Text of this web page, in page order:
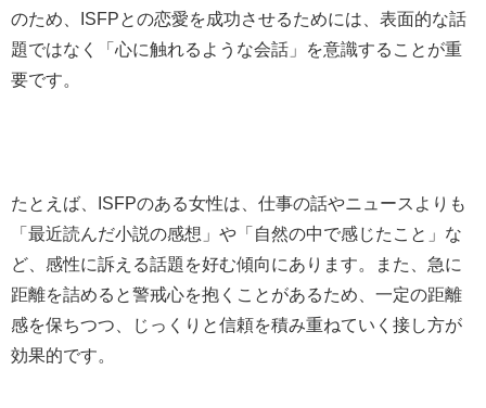
のため、ISFPとの恋愛を成功させるためには、表面的な話
題ではなく「心に触れるような会話」を意識することが重
要です。
たとえば、ISFPのある女性は、仕事の話やニュースよりも
「最近読んだ小説の感想」や「自然の中で感じたこと」な
ど、感性に訴える話題を好む傾向にあります。また、急に
距離を詰めると警戒心を抱くことがあるため、一定の距離
感を保ちつつ、じっくりと信頼を積み重ねていく接し方が
効果的です。